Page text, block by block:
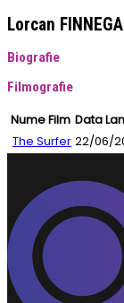
Lorcan
Biografie
Filmografie
Nume Film Data
The Surfer 22/06/